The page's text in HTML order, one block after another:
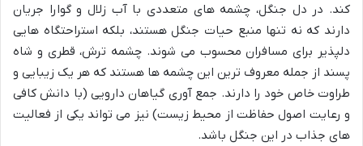
کند. در دل جنگل، چشمه های متعددی با آب زلال و گوارا جریان
دارند که نه تنها منبع حیات جنگل هستند، بلکه استراحتگاه هایی
دلپذیر برای مسافران محسوب می شوند. چشمه ترش، قطری و شاه
پسند از جمله معروف ترین این چشمه ها هستند که هر یک زیبایی و
طراوت خاص خود را دارند. جمع آوری گیاهان دارویی (با دانش کافی
و رعایت اصول حفاظت از محیط زیست) نیز می تواند یکی از فعالیت
های جذاب در این جنگل باشد.